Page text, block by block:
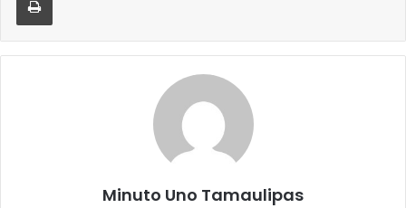
Minuto Uno Tamaulipas